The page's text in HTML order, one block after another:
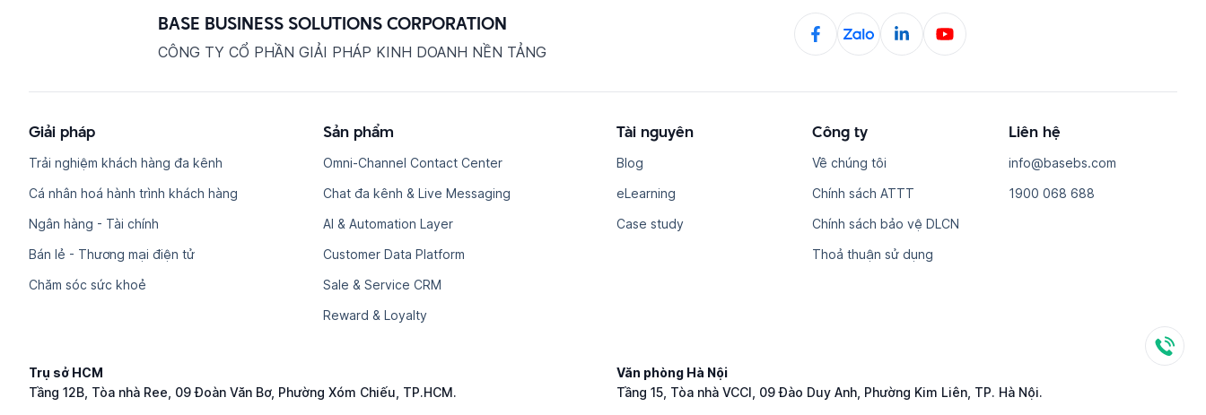
BASE BUSINESS SOLUTIONS CORPORATION
CÔNG TY CỔ PHẦN GIẢI PHÁP KINH DOANH NỀN TẢNG
Giải pháp
Trải nghiệm khách hàng đa kênh
Cá nhân hoá hành trình khách hàng
Ngân hàng - Tài chính
Bán lẻ - Thương mại điện tử
Chăm sóc sức khoẻ
Sản phẩm
Omni-Channel Contact Center
Chat đa kênh & Live Messaging
AI & Automation Layer
Customer Data Platform
Sale & Service CRM
Reward & Loyalty
Tài nguyên
Blog
eLearning
Case study
Công ty
Về chúng tôi
Chính sách ATTT
Chính sách bảo vệ DLCN
Thoả thuận sử dụng
Liên hệ
i​n​f​o​@​b​a​s​e​b​s​.​c​o​m
1​9​0​0​ ​0​6​8​ ​6​8​8
Trụ sở HCM
Tầng 12B, Tòa nhà Ree, 09 Đoàn Văn Bơ, Phường Xóm Chiếu, TP.HCM.
Văn phòng Hà Nội
Tầng 15, Tòa nhà VCCI, 09 Đào Duy Anh, Phường Kim Liên, TP. Hà Nội.